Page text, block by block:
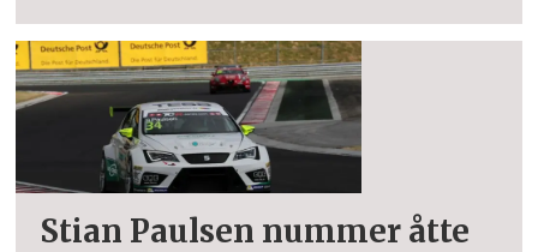
Stian Paulsen nummer åtte